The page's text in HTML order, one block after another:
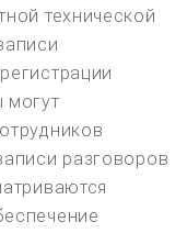
технической
могут
разговоров